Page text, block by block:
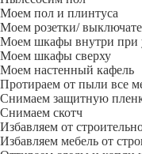
Моем пол и плинтуса
Моем розетки/
Моем шкафы внутри при
Моем шкафы сверху
Моем настенный кафель
Протираем от пыли все
Снимаем защитную
Снимаем скотч
Избавляем от
Избавляем мебель от